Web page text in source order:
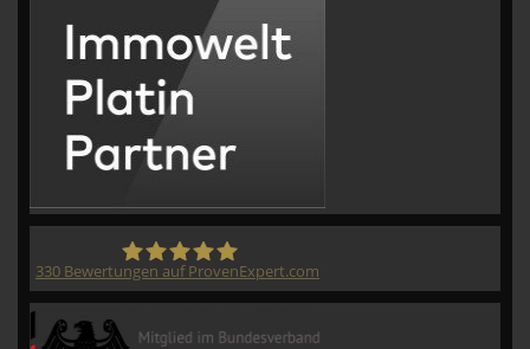
330 Bewertungen auf ProvenExpert.com